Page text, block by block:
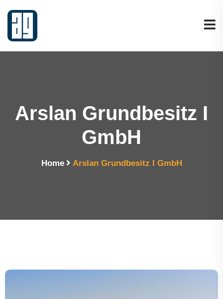
Arslan Grundbesitz I
GmbH
Home Arslan Grundbesitz I GmbH